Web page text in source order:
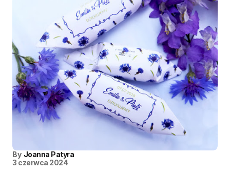
By Joanna Patyra
3 czerwca 2024